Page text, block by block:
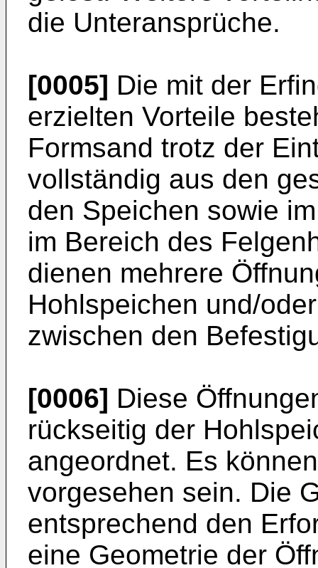
die Unteransprüche.
[0005] Die mit der
erzielten Vorteile
Formsand trotz der
vollständig aus den
den Speichen sowie
im Bereich des
dienen mehrere
Hohlspeichen und/
zwischen den
[0006] Diese
rückseitig der
angeordnet. Es
vorgesehen sein. Die
entsprechend den
eine Geometrie der